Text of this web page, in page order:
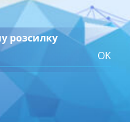
розсилку
OK